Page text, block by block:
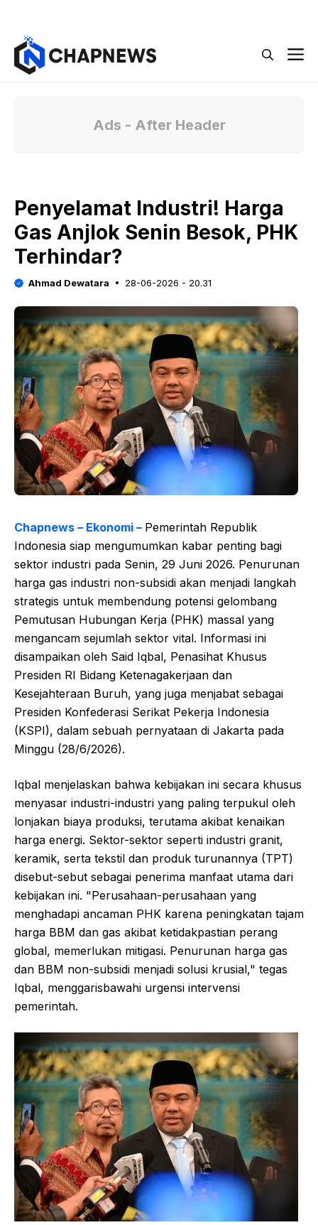
Ads - After Header
Penyelamat Industri! Harga
Gas Anjlok Senin Besok, PHK
Terhindar?
Ahmad Dewatara 28-06-2026 - 20.31
Chapnews – Ekonomi – Pemerintah Republik
Indonesia siap mengumumkan kabar penting bagi
sektor industri pada Senin, 29 Juni 2026. Penurunan
harga gas industri non-subsidi akan menjadi langkah
strategis untuk membendung potensi gelombang
Pemutusan Hubungan Kerja (PHK) massal yang
mengancam sejumlah sektor vital. Informasi ini
disampaikan oleh Said Iqbal, Penasihat Khusus
Presiden RI Bidang Ketenagakerjaan dan
Kesejahteraan Buruh, yang juga menjabat sebagai
Presiden Konfederasi Serikat Pekerja Indonesia
(KSPI), dalam sebuah pernyataan di Jakarta pada
Minggu (28/6/2026).
Iqbal menjelaskan bahwa kebijakan ini secara khusus
menyasar industri-industri yang paling terpukul oleh
lonjakan biaya produksi, terutama akibat kenaikan
harga energi. Sektor-sektor seperti industri granit,
keramik, serta tekstil dan produk turunannya (TPT)
disebut-sebut sebagai penerima manfaat utama dari
kebijakan ini. "Perusahaan-perusahaan yang
menghadapi ancaman PHK karena peningkatan tajam
harga BBM dan gas akibat ketidakpastian perang
global, memerlukan mitigasi. Penurunan harga gas
dan BBM non-subsidi menjadi solusi krusial," tegas
Iqbal, menggarisbawahi urgensi intervensi
pemerintah.